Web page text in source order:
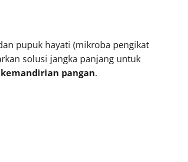
pupuk hayati (mikroba pengikat
solusi jangka panjang untuk
pangan.